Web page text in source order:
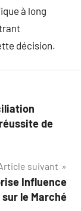
à long
décision.
de
suivant
Influence
le Marché